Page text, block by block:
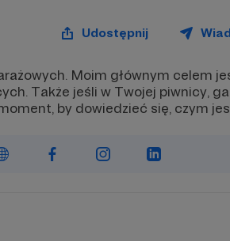
Udostępnij
Moim głównym celem
Także jeśli w Twojej piwnicy,
by dowiedzieć się, czym